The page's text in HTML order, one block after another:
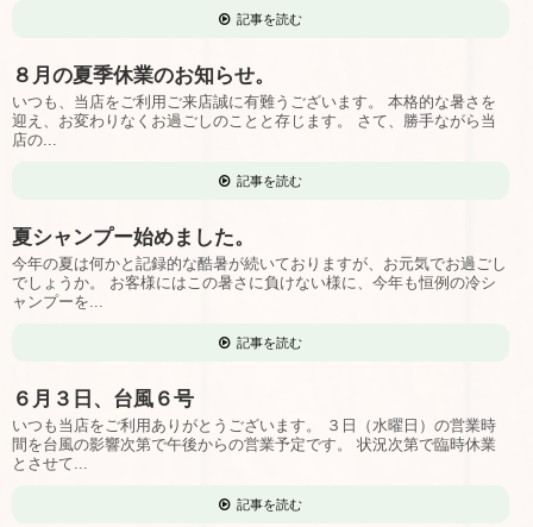
記事を読む
８月の夏季休業のお知らせ。
いつも、当店をご利用ご来店誠に有難うございます。 本格的な暑さを
迎え、お変わりなくお過ごしのことと存じます。 さて、勝手ながら当
店の...
記事を読む
夏シャンプー始めました。
今年の夏は何かと記録的な酷暑が続いておりますが、お元気でお過ごし
でしょうか。 お客様にはこの暑さに負けない様に、今年も恒例の冷シ
ャンプーを...
記事を読む
６月３日、台風６号
いつも当店をご利用ありがとうございます。 ３日（水曜日）の営業時
間を台風の影響次第で午後からの営業予定です。 状況次第で臨時休業
とさせて...
記事を読む